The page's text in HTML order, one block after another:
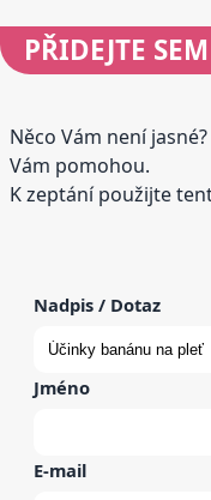
PŘIDEJTE
Něco Vám není
Vám pomohou.
K zeptání použijte
Nadpis / Dotaz
Jméno
E-mail